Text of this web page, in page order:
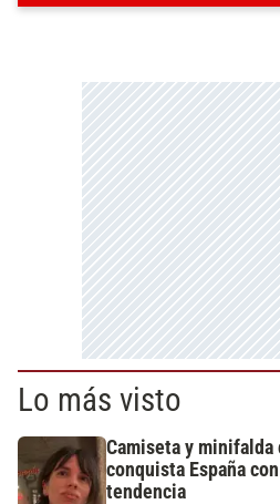
Lo más visto
Camiseta y
conquista España
tendencia